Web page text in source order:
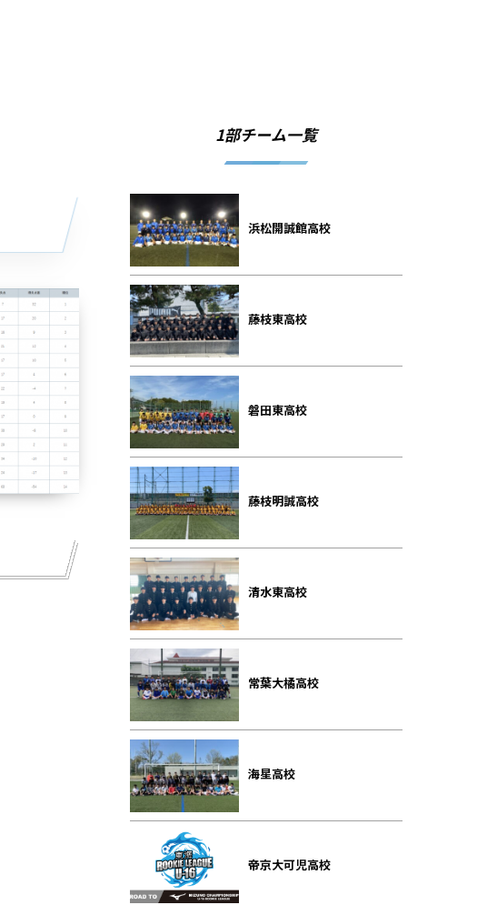
1部チーム一覧
浜松開誠館高校
藤枝東高校
磐田東高校
藤枝明誠高校
清水東高校
常葉大橘高校
海星高校
帝京大可児高校